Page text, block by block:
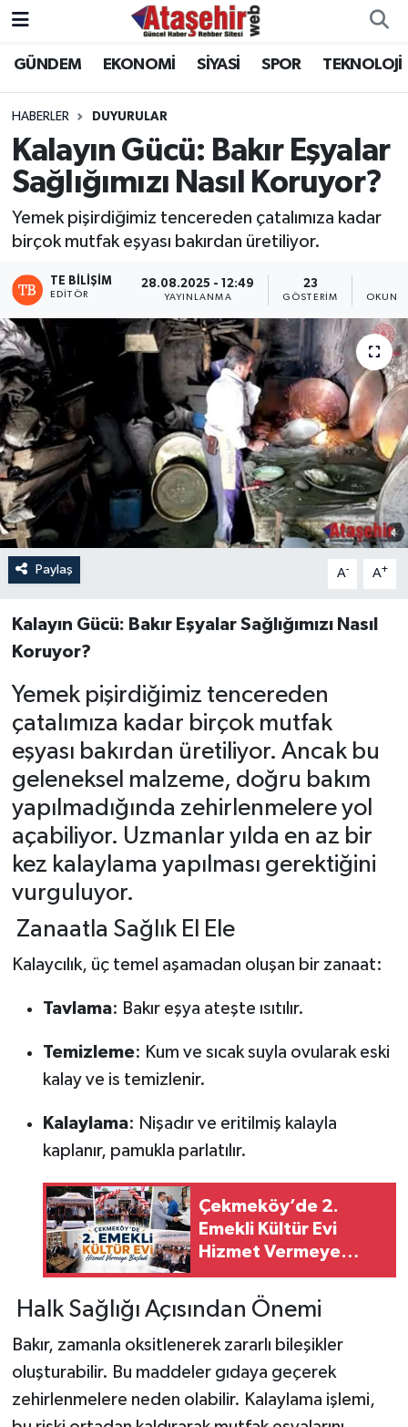
GÜNDEM EKONOMİ SİYASİ SPOR TEKNOLOJİ
HABERLER DUYURULAR
Kalayın Gücü: Bakır Eşyalar
Sağlığımızı Nasıl Koruyor?
Yemek pişirdiğimiz tencereden çatalımıza kadar
birçok mutfak eşyası bakırdan üretiliyor.
TE BILIŞIM
EDITÖR
28.08.2025 - 12:49
YAYINLANMA
23
GÖSTERIM
Paylaş A- A+
Kalayın Gücü: Bakır Eşyalar Sağlığımızı Nasıl
Koruyor?
Yemek pişirdiğimiz tencereden
çatalımıza kadar birçok mutfak
eşyası bakırdan üretiliyor. Ancak bu
geleneksel malzeme, doğru bakım
yapılmadığında zehirlenmelere yol
açabiliyor. Uzmanlar yılda en az bir
kez kalaylama yapılması gerektiğini
vurguluyor.
Zanaatla Sağlık El Ele
Kalaycılık, üç temel aşamadan oluşan bir zanaat:
Tavlama: Bakır eşya ateşte ısıtılır.
Temizleme: Kum ve sıcak suyla ovularak eski
kalay ve is temizlenir.
Kalaylama: Nişadır ve eritilmiş kalayla
kaplanır, pamukla parlatılır.
Çekmeköy’de 2.
Emekli Kültür Evi
Hizmet Vermeye
Başladı.
Halk Sağlığı Açısından Önemi
Bakır, zamanla oksitlenerek zararlı bileşikler
oluşturabilir. Bu maddeler gıdaya geçerek
zehirlenmelere neden olabilir. Kalaylama işlemi,
Hava Durumu
Trafik Durumu
Süper Lig Puan Durumu ve Fikstür
Tüm Manşetler
Son Dakika Haberleri
Haber Arşivi